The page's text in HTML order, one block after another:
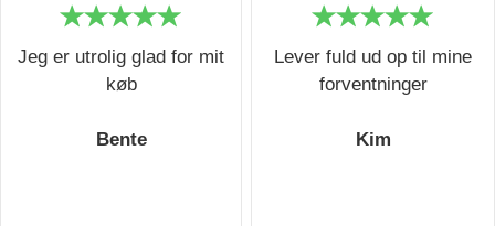
Jeg er utrolig glad for mit
køb
Bente
Lever fuld ud op til mine
forventninger
Kim